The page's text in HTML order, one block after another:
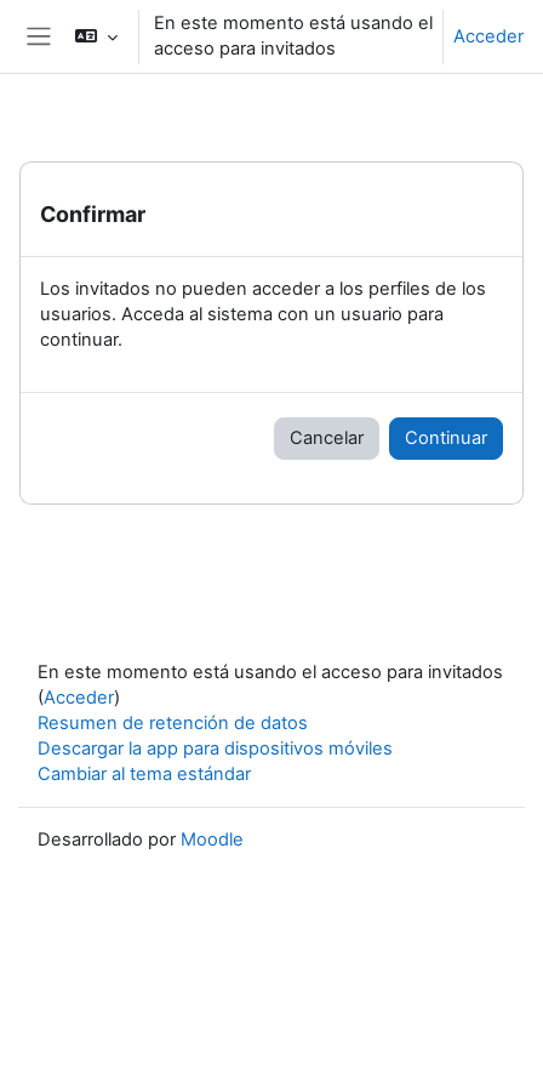
Salta al contenido principal
Panel lateral
En este momento está usando el
acceso para invitados
Acceder
Confirmar
Los invitados no pueden acceder a los perfiles de los
usuarios. Acceda al sistema con un usuario para
continuar.
Cancelar Continuar
En este momento está usando el acceso para invitados
(Acceder)
Resumen de retención de datos
Descargar la app para dispositivos móviles
Cambiar al tema estándar
Desarrollado por Moodle